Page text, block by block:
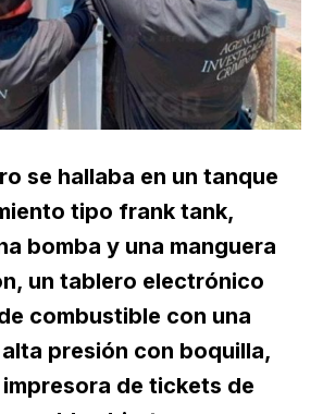
se hallaba en un tanque
tipo frank tank,
bomba y una manguera
un tablero electrónico
combustible con una
presión con boquilla,
de tickets de